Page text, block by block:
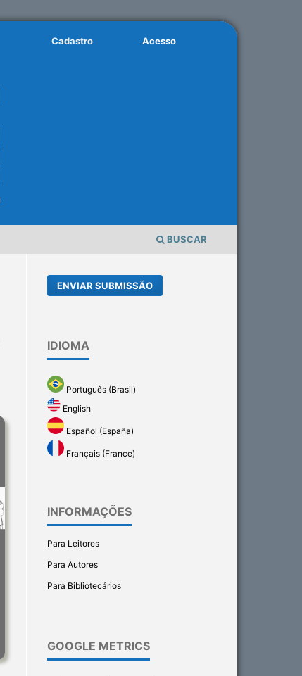
BUSCAR
Cadastro Acesso
ENVIAR SUBMISSÃO
IDIOMA
Português (Brasil)
English
Español (España)
Français (France)
INFORMAÇÕES
Para Leitores
Para Autores
Para Bibliotecários
GOOGLE METRICS